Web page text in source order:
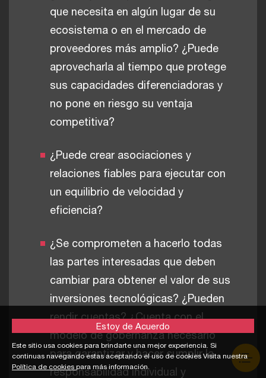
que necesita en algún lugar de su
ecosistema o en el mercado de
proveedores más amplio? ¿Puede
aprovecharla al tiempo que protege
sus capacidades diferenciadoras y
no pone en riesgo su ventaja
competitiva?
¿Puede crear asociaciones y
relaciones fiables para ejecutar con
un equilibrio de velocidad y
eficiencia?
¿Se comprometen a hacerlo todas
las partes interesadas que deben
cambiar para obtener el valor de sus
inversiones tecnológicas? ¿Pueden
rendir cuentas? ¿Cuenta con el
modelo de gobernanza necesario
para garantizar y hacer cumplir la
responsabilidad individual y
Este sitio usa cookies para brindarte una mejor experiencia. Si
continuas navegando estas aceptando el uso de cookies Visita nuestra
Política de cookies para más información.
Estoy de Acuerdo